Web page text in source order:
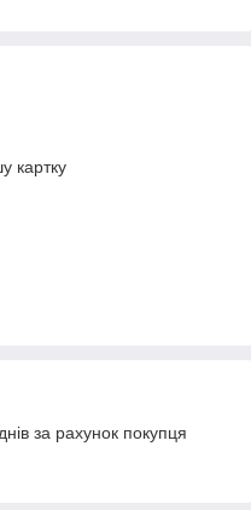
картку
за рахунок покупця